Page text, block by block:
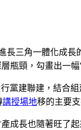
三角一體化成長
瓶頸，勾畫出一幅
黨建聯建，結合
講授場地移的主要支
成長也隨著旺了